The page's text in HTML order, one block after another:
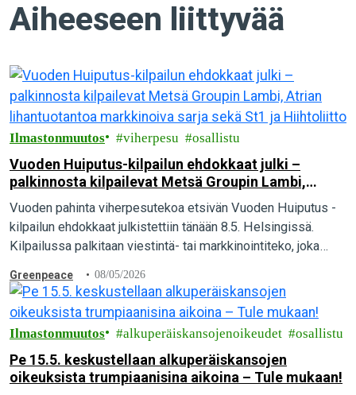
Aiheeseen liittyvää
Ilmastonmuutos viherpesu osallistu
Vuoden Huiputus-kilpailun ehdokkaat julki –
palkinnosta kilpailevat Metsä Groupin Lambi,
Atrian lihantuotantoa markkinoiva sarja sekä St1
ja Hiihtoliitto
Vuoden pahinta viherpesutekoa etsivän Vuoden Huiputus -
kilpailun ehdokkaat julkistettiin tänään 8.5. Helsingissä.
Kilpailussa palkitaan viestintä- tai markkinointiteko, joka
muuten harhaanjohtavia kestävyysmielikuvia.
Greenpeace 08/05/2026
Ilmastonmuutos alkuperäiskansojenoikeudet osallistu
Pe 15.5. keskustellaan alkuperäiskansojen
oikeuksista trumpiaanisina aikoina – Tule mukaan!